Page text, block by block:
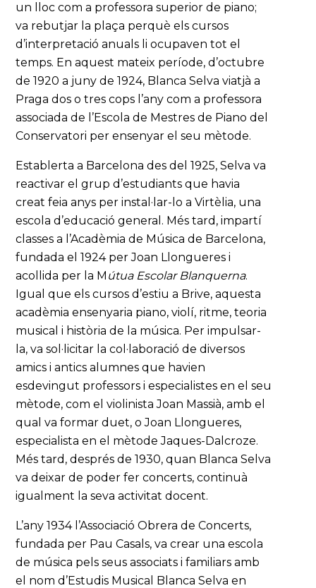
un lloc com a professora superior de piano;
va rebutjar la plaça perquè els cursos
d’interpretació anuals li ocupaven tot el
temps. En aquest mateix període, d’octubre
de 1920 a juny de 1924, Blanca Selva viatjà a
Praga dos o tres cops l’any com a professora
associada de l’Escola de Mestres de Piano del
Conservatori per ensenyar el seu mètode.
Establerta a Barcelona des del 1925, Selva va
reactivar el grup d’estudiants que havia
creat feia anys per instal·lar-lo a Virtèlia, una
escola d’educació general. Més tard, impartí
classes a l’Acadèmia de Música de Barcelona,
fundada el 1924 per Joan Llongueres i
acollida per la M útua Escolar Blanquerna.
Igual que els cursos d’estiu a Brive, aquesta
acadèmia ensenyaria piano, violí, ritme, teoria
musical i història de la música. Per impulsar-
la, va sol·licitar la col·laboració de diversos
amics i antics alumnes que havien
esdevingut professors i especialistes en el seu
mètode, com el violinista Joan Massià, amb el
qual va formar duet, o Joan Llongueres,
especialista en el mètode Jaques-Dalcroze.
Més tard, després de 1930, quan Blanca Selva
va deixar de poder fer concerts, continuà
igualment la seva activitat docent.
L’any 1934 l’Associació Obrera de Concerts,
fundada per Pau Casals, va crear una escola
de música pels seus associats i familiars amb
el nom d’Estudis Musical Blanca Selva en